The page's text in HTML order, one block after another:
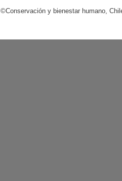
©Conservación y bienestar humano,